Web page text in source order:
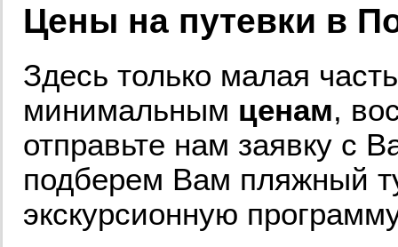
Цены на путевки в
Здесь только малая
минимальным ценам,
отправьте нам заявку с
подберем Вам пляжный
экскурсионную